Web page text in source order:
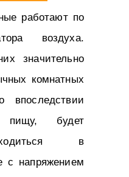
работают по
воздуха.
значительно
комнатных
впоследствии
пищу, будет
в
с напряжением